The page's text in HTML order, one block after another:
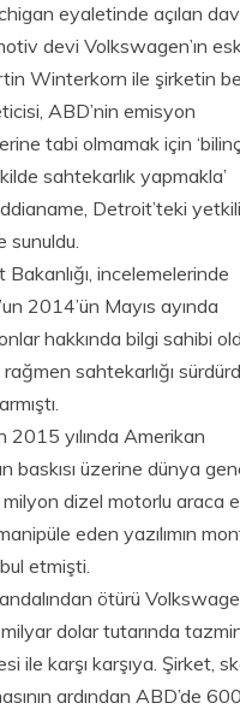
eyaletinde açılan
devi Volkswagen’ın
Winterkorn ile şirketin
ABD’nin emisyon
tabi olmamak için
sahtekarlık yapmakla’
Detroit’teki yetkili
sunuldu.
incelemelerinde
2014’ün Mayıs ayında
hakkında bilgi sahibi
sahtekarlığı
2015 yılında Amerikan
baskısı üzerine dünya
dizel motorlu araca
eden yazılımın
etmişti.
ötürü
dolar tutarında
ile karşı karşıya. Şirket,
ardından ABD’de